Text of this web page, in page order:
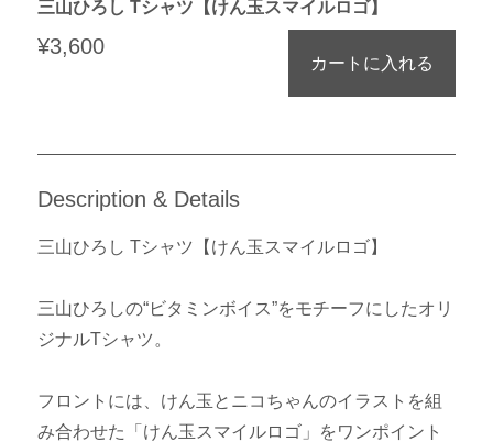
三山ひろし Tシャツ【けん玉スマイルロゴ】
¥3,600
カートに入れる
Description & Details
三山ひろし Tシャツ【けん玉スマイルロゴ】
三山ひろしの“ビタミンボイス”をモチーフにしたオリ
ジナルTシャツ。
フロントには、けん玉とニコちゃんのイラストを組
み合わせた「けん玉スマイルロゴ」をワンポイント